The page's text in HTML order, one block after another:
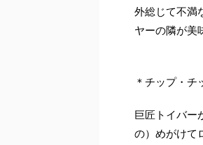
外総じて不満
ヤーの隣が美
＊チップ・
巨匠トイバー
の）めがけて